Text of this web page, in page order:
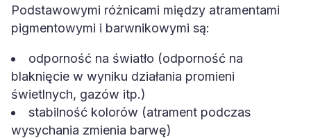
Podstawowymi różnicami między atramentami
pigmentowymi i barwnikowymi są:
odporność na światło (odporność na
blaknięcie w wyniku działania promieni
świetlnych, gazów itp.)
stabilność kolorów (atrament podczas
wysychania zmienia barwę)